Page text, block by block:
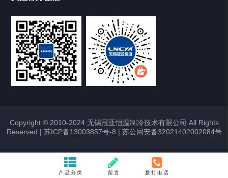
TCU温度控制单元
VOCs冷凝回收装置
热烈祝贺冠亚恒温与上海理工大学校企
Copyright © 2010-2024 无锡冠亚恒温制冷技术有限公司 All Rights
Reserved | 苏ICP备13003857号-8 | 苏公网安备32021402002084号
产品分类 留言 拨打电话